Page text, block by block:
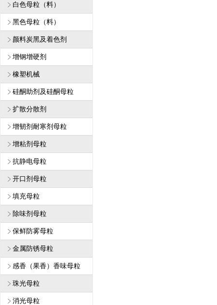
白色母粒（料）
黑色母粒（料）
颜料炭黑及着色剂
增钢增硬剂
橡塑机械
硅酮助剂及硅酮母粒
扩散分散剂
增韧剂耐寒剂母粒
增粘剂母粒
抗静电母粒
开口剂母粒
填充母粒
除味剂母粒
保鲜防雾母粒
金属防锈母粒
感香（果香）香味母粒
珠光母粒
消光母粒